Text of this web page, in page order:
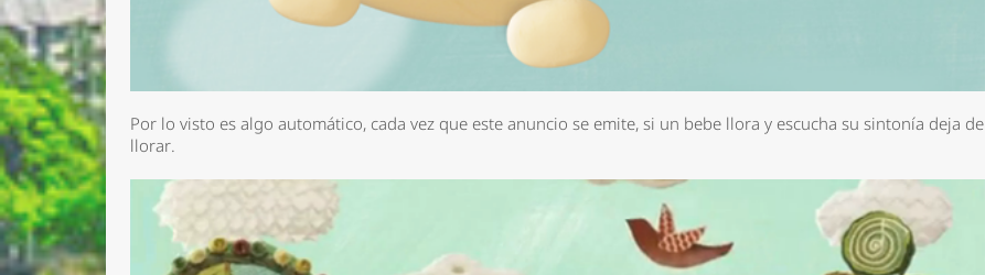
Por lo visto es algo automático, cada vez que este anuncio se emite, si un bebe llora y escucha su sintonía deja de
llorar.
Email *
Comentario *